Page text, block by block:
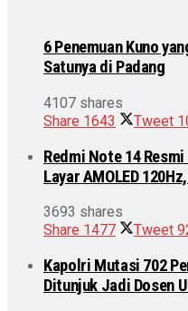
6 Penemuan Kuno
Satunya di Padang
4107 shares
Share 1643 Tweet
Redmi Note 14
Layar AMOLED
3693 shares
Share 1477 Tweet
Kapolri Mutasi 702
Ditunjuk Jadi Dosen